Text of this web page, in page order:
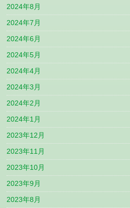
2024年8月
2024年7月
2024年6月
2024年5月
2024年4月
2024年3月
2024年2月
2024年1月
2023年12月
2023年11月
2023年10月
2023年9月
2023年8月